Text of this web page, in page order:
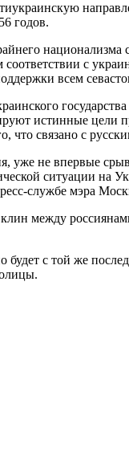
годов.
с
всем
истинные цели
что связано с
уже не впервые
ситуации на
службе мэра
между
будет с той же